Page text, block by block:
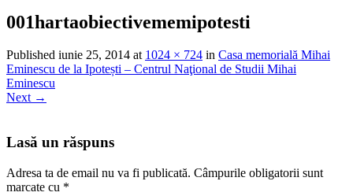
001hartaobiectivememipotesti
Published iunie 25, 2014 at 1024 × 724 in Casa memorială Mihai
Eminescu de la Ipotești – Centrul Naţional de Studii Mihai
Eminescu
Next →
Lasă un răspuns
Adresa ta de email nu va fi publicată. Câmpurile obligatorii sunt
marcate cu *